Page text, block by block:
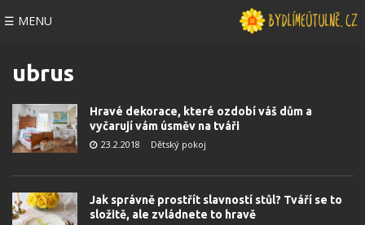
☰ MENU
ubrus
Hravé dekorace, které ozdobí váš dům a
vyčarují vám úsměv na tváři
23.2.2018 Dětský pokoj
Jak správně prostřít slavností stůl? Tváří se to
složitě, ale zvládnete to hravě